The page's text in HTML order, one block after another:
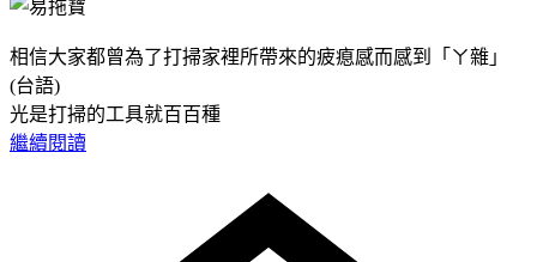
相信大家都曾為了打掃家裡所帶來的疲瘜感而感到「ㄚ雜」
(台語)
光是打掃的工具就百百種
繼續閱讀